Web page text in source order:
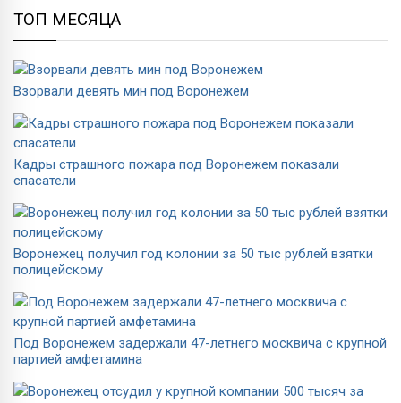
ТОП МЕСЯЦА
Взорвали девять мин под Воронежем
Кадры страшного пожара под Воронежем показали
спасатели
Воронежец получил год колонии за 50 тыс рублей взятки
полицейскому
Под Воронежем задержали 47-летнего москвича с крупной
партией амфетамина